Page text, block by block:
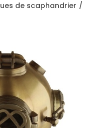
de scaphandrier /